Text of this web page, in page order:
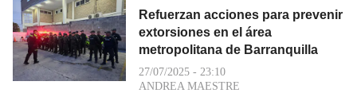
Refuerzan acciones para prevenir
extorsiones en el área
metropolitana de Barranquilla
27/07/2025 - 23:10
ANDREA MAESTRE